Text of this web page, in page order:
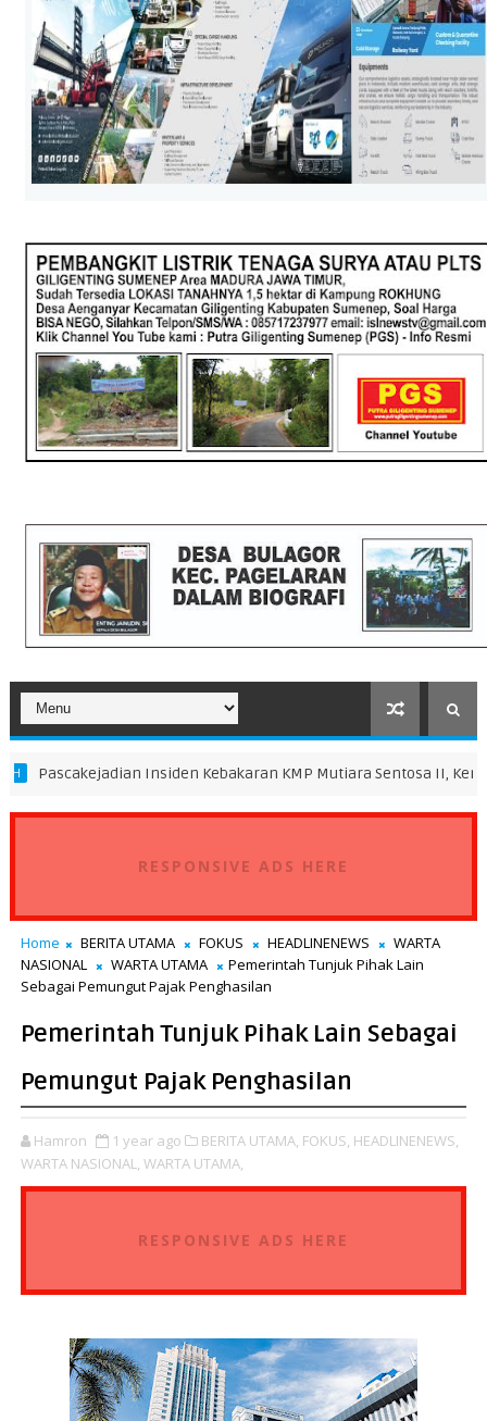
Insiden Kebakaran KMP Mutiara Sentosa II, Kemenhub
RESPONSIVE ADS HERE
Home BERITA UTAMA FOKUS HEADLINENEWS
WARTA
NASIONAL
WARTA UTAMA
Pemerintah Tunjuk Pihak Lain
Sebagai Pemungut Pajak Penghasilan
Pemerintah Tunjuk Pihak Lain Sebagai
Pemungut Pajak Penghasilan
Hamron 1 year ago BERITA UTAMA, FOKUS, HEADLINENEWS,
WARTA NASIONAL, WARTA UTAMA,
RESPONSIVE ADS HERE